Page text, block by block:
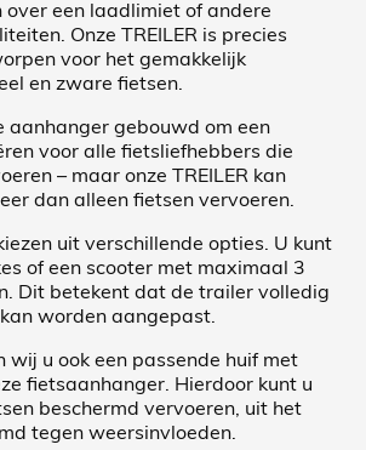
over een laadlimiet of andere
Onze TREILER is precies
voor het gemakkelijk
en zware fietsen.
aanhanger gebouwd om een
voor alle fietsliefhebbers die
– maar onze TREILER kan
dan alleen fietsen vervoeren.
uit verschillende opties. U kunt
of een scooter met maximaal 3
Dit betekent dat de trailer volledig
worden aangepast.
wij u ook een passende huif met
fietsaanhanger. Hierdoor kunt u
beschermd vervoeren, uit het
tegen weersinvloeden.